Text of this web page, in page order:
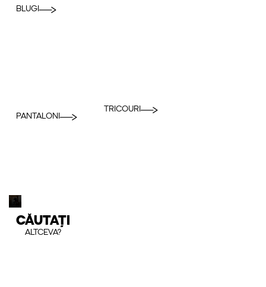
BLUGI
PANTALONI
TRICOURI
CĂUTAȚI
ALTCEVA?